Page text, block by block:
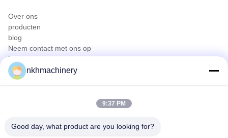
Over ons
producten
blog
Neem contact met ons op
Producten
Dakpaneel rolvormen machine
Vloer dek rolvormen machine
bevindend naadbroodje dat machine vormt
gording rolvormen machine
nkhmachinery
9:37 PM
Good day, what product are you looking for?